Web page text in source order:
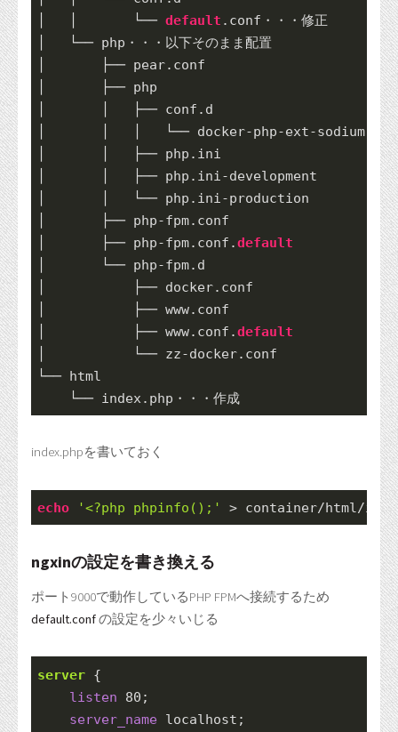
│   │       └── default .conf・・・修正
│   └── php・・・以下そのまま配置
│       ├── pear.conf
│       ├── php
│       │   ├── conf.d
│       │   │   └── docker-php-ext-sodium.ini
│       │   ├── php.ini
│       │   ├── php.ini-development
│       │   └── php.ini-production
│       ├── php-fpm.conf
│       ├── php-fpm.conf.default
│       └── php-fpm.d
│           ├── docker.conf
│           ├── www.conf
│           ├── www.conf.default
│           └── zz-docker.conf
└── html
    └── index.php・・・作成
index.phpを書いておく
echo '<?php phpinfo();' > container/html/
ngxinの設定を書き換える
ポート9000で動作しているPHP FPMへ接続するため
default.confの設定を少々いじる
server {
listen
80 ;
server_name localhost;